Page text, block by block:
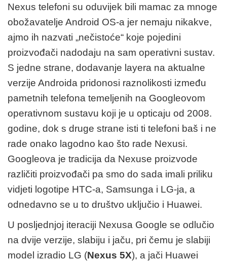
Nexus telefoni su oduvijek bili mamac za mnoge
obožavatelje Android OS-a jer nemaju nikakve,
ajmo ih nazvati „nečistoće“ koje pojedini
proizvođači nadodaju na sam operativni sustav.
S jedne strane, dodavanje layera na aktualne
verzije Androida pridonosi raznolikosti između
pametnih telefona temeljenih na Googleovom
operativnom sustavu koji je u opticaju od 2008.
godine, dok s druge strane isti ti telefoni baš i ne
rade onako lagodno kao što rade Nexusi.
Googleova je tradicija da Nexuse proizvode
različiti proizvođači pa smo do sada imali priliku
vidjeti logotipe HTC-a, Samsunga i LG-ja, a
odnedavno se u to društvo uključio i Huawei.
U posljednjoj iteraciji Nexusa Google se odlučio
na dvije verzije, slabiju i jaču, pri čemu je slabiji
model izradio LG (Nexus 5X), a jači Huawei